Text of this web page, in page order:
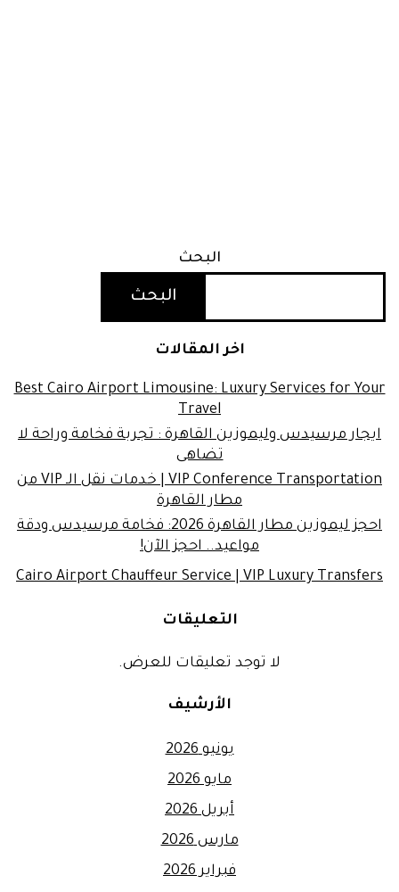
البحث
البحث
اخر المقالات
Best Cairo Airport Limousine: Luxury Services for Your
Travel
ايجار مرسيدس وليموزين القاهرة : تجربة فخامة وراحة لا
تضاهى
VIP Conference Transportation | خدمات نقل الـ VIP من
مطار القاهرة
احجز ليموزين مطار القاهرة 2026: فخامة مرسيدس ودقة
مواعيد.. احجز الآن!
Cairo Airport Chauffeur Service | VIP Luxury Transfers
التعليقات
لا توجد تعليقات للعرض.
الأرشيف
يونيو 2026
مايو 2026
أبريل 2026
مارس 2026
فبراير 2026